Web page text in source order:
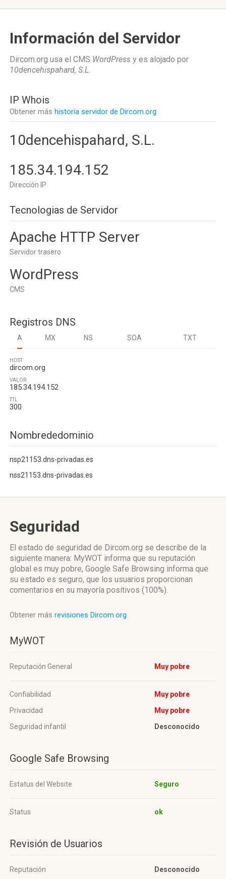
Información del Servidor
Dircom.org usa el CMS WordPress y es alojado por
10dencehispahard, S.L.
IP Whois
Obtener más historia servidor de Dircom.org
10dencehispahard, S.L.
185.34.194.152
Dirección IP
Tecnologias de Servidor
Apache HTTP Server
Servidor trasero
WordPress
CMS
Registros DNS
A MX NS SOA TXT
HOST
dircom.org
VALOR
185.34.194.152
TTL
300
Nombrededominio
nsp21153.dns-privadas.es
nss21153.dns-privadas.es
Seguridad
El estado de seguridad de Dircom.org se describe de la
siguiente manera: MyWOT informa que su reputación
global es muy pobre, Google Safe Browsing informa que
su estado es seguro, que los usuarios proporcionan
comentarios en su mayoría positivos (100%).
Obtener más revisiones Dircom.org
MyWOT
Reputación General Muy pobre
Confiabilidad
Muy pobre
Privacidad
Muy pobre
Seguridad infantil
Desconocido
Google Safe Browsing
Estatus del Website Seguro
Status ok
Revisión de Usuarios
Reputación Desconocido